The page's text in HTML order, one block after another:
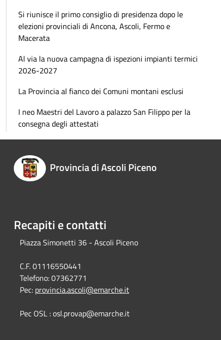
Si riunisce il primo consiglio di presidenza dopo le
elezioni provinciali di Ancona, Ascoli, Fermo e
Macerata
Al via la nuova campagna di ispezioni impianti termici
2026-2027
La Provincia al fianco dei Comuni montani esclusi
I neo Maestri del Lavoro a palazzo San Filippo per la
consegna degli attestati
Provincia di Ascoli Piceno
Recapiti e contatti
Piazza Simonetti 36 - Ascoli Piceno
C.F. 01116550441
Telefono:07362771
Pec: provincia.ascoli@emarche.it
Pec OSL : osl.provap@emarche.it